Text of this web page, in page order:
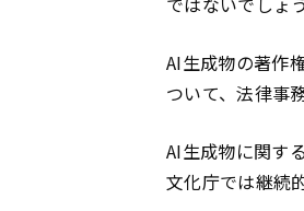
AI生成物の著作
ついて、法律事
AI生成物に関す
文化庁では継続